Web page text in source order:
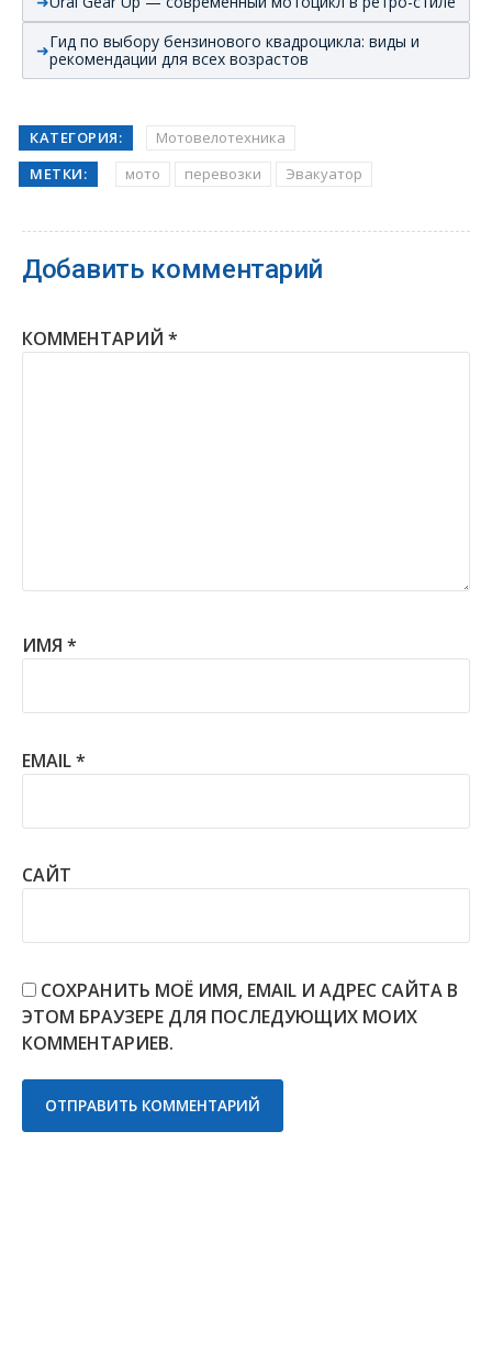
Гид по выбору бензинового квадроцикла: виды и
рекомендации для всех возрастов
КАТЕГОРИЯ:
Мотовелотехника
МЕТКИ:
мото перевозки Эвакуатор
Добавить комментарий
КОММЕНТАРИЙ *
ИМЯ *
EMAIL*
САЙТ
СОХРАНИТЬ МОЁ ИМЯ, EMAIL И АДРЕС САЙТА В
ЭТОМ БРАУЗЕРЕ ДЛЯ ПОСЛЕДУЮЩИХ МОИХ
КОММЕНТАРИЕВ.